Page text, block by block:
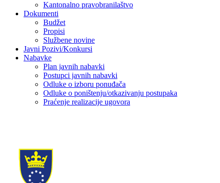
Kantonalno pravobranilaštvo
Dokumenti
Budžet
Propisi
Službene novine
Javni Pozivi/Konkursi
Nabavke
Plan javnih nabavki
Postupci javnih nabavki
Odluke o izboru ponuđača
Odluke o poništenju/otkazivanju postupaka
Praćenje realizacije ugovora